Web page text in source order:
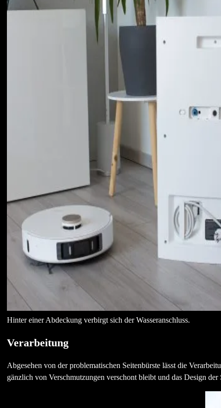
Hinter einer Abdeckung verbirgt sich der Wasseranschluss.
Verarbeitung
Abgesehen von der problematischen Seitenbürste lässt die
gänzlich von Verschmutzungen verschont bleibt und das Design